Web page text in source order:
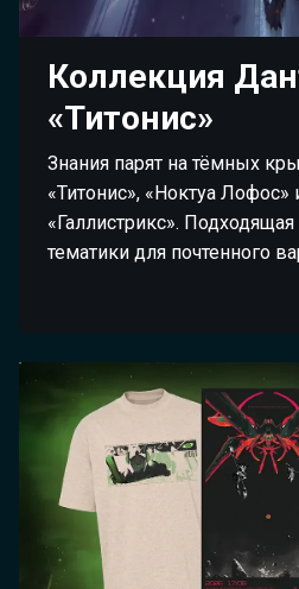
Коллекция
«Титонис»
Знания парят на тёмных
«Титонис», «Ноктуа Лофос»
«Галлистрикс».
тематики для почтенного